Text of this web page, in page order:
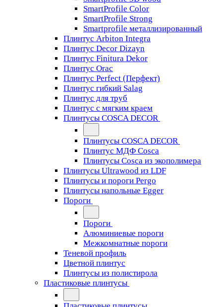
SmartProfile Color
SmartProfile Strong
Smartprofile металлизированный
Плинтус Arbiton Integra
Плинтус Decor Dizayn
Плинтус Finitura Dekor
Плинтус Orac
Плинтус Perfect (Перфект)
Плинтус гибкий Salag
Плинтус для труб
Плинтус с мягким краем
Плинтусы COSCA DECOR
Плинтусы COSCA DECOR
Плинтус МДФ Cosca
Плинтусы Cosca из экополимера
Плинтусы Ultrawood из LDF
Плинтусы и пороги Pergo
Плинтусы напольные Egger
Пороги
Пороги
Алюминиевые пороги
Межкомнатные пороги
Теневой профиль
Цветной плинтус
Плинтусы из полистирола
Пластиковые плинтусы